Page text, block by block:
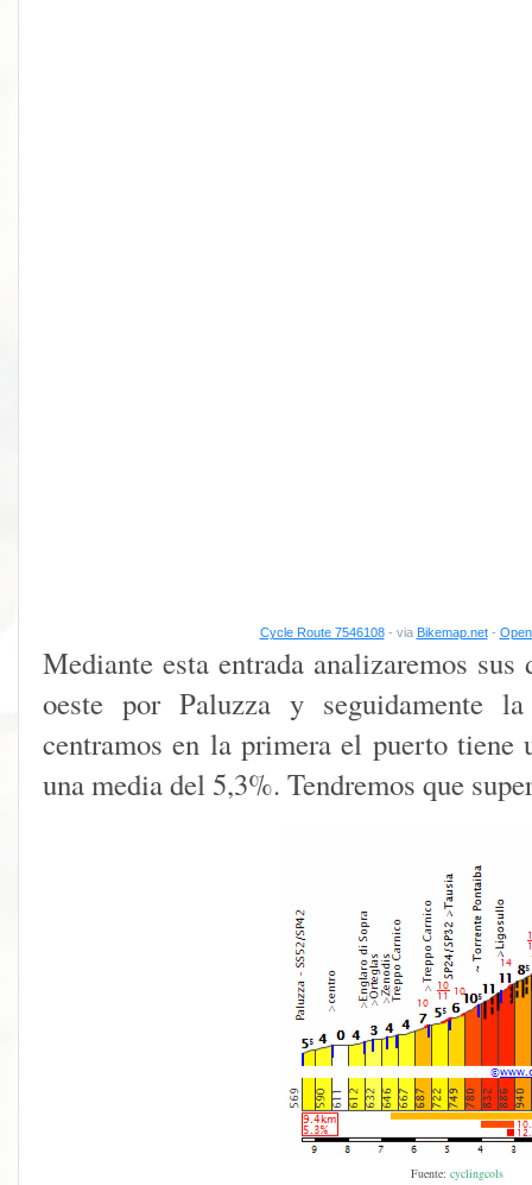
Cycle Route 7546108- via Bikemap.net-
Mediante esta entrada analizaremos
oeste por Paluzza y seguidamente
centramos en la primera el puerto tiene
una media del 5,3%. Tendremos que
Fuente: cyclingcols